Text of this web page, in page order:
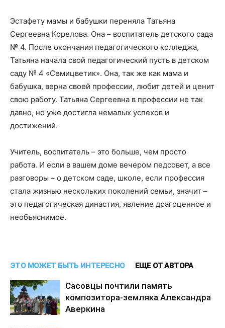
Эстафету мамы и бабушки переняла Татьяна
Сергеевна Корелова. Она – воспитатель детского сада
№ 4. После окончания педагогического колледжа,
Татьяна начала свой педагогический пусть в детском
саду № 4 «Семицветик». Она, так же как мама и
бабушка, верна своей профессии, любит детей и ценит
свою работу. Татьяна Сергеевна в профессии не так
давно, но уже достигла немалых успехов и
достижений.
Учитель, воспитатель – это больше, чем просто
работа. И если в вашем доме вечером педсовет, а все
разговоры – о детском саде, школе, если профессия
стала жизнью нескольких поколений семьи, значит –
это педагогическая династия, явление драгоценное и
необъяснимое.
ЭТО МОЖЕТ БЫТЬ ИНТЕРЕСНО ЕЩЕ ОТ АВТОРА
Сасовцы почтили память
композитора-земляка Александра
Аверкина